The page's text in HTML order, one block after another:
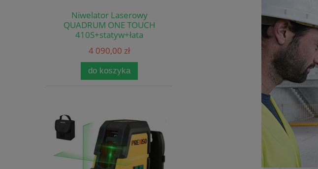
Niwelator Laserowy
QUADRUM ONE TOUCH
410S+statyw+łata
4 090,00 zł
do koszyka